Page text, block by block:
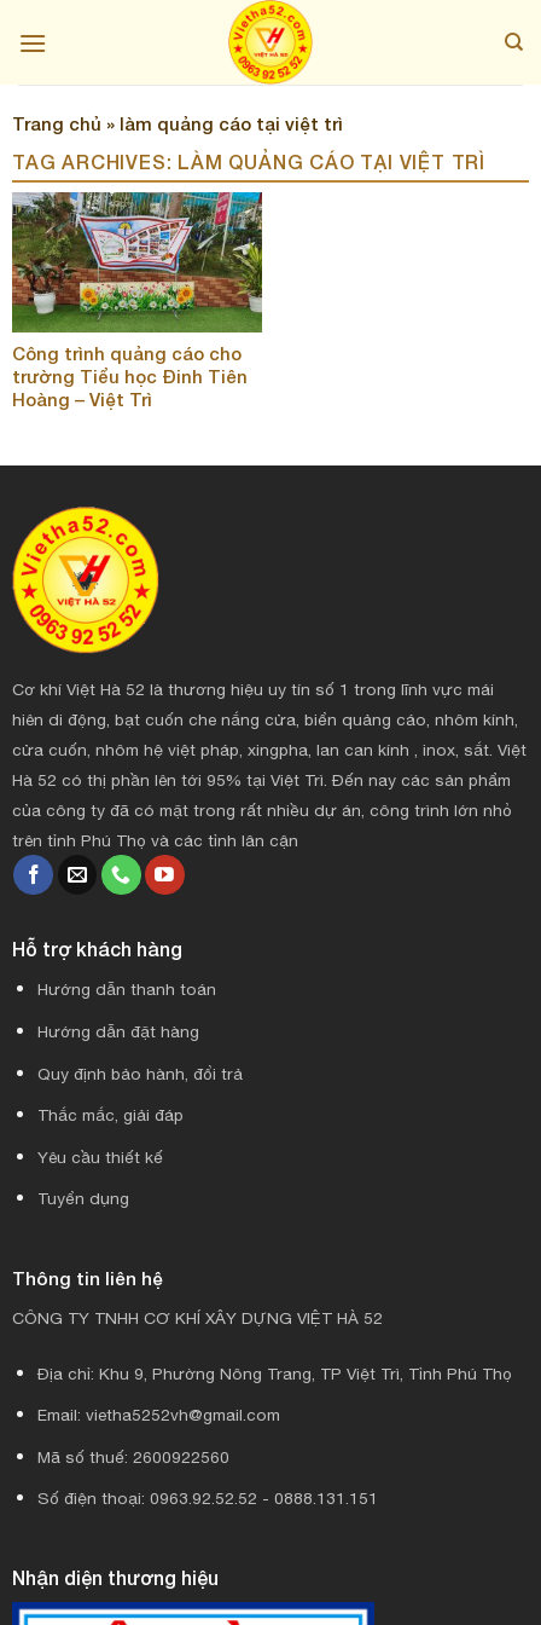
Trang chủ » làm quảng cáo tại việt trì
TAG ARCHIVES: LÀM QUẢNG CÁO TẠI VIỆT TRÌ
Công trình quảng cáo cho
trường Tiểu học Đinh Tiên
Hoàng – Việt Trì
Cơ khí Việt Hà 52 là thương hiệu uy tín số 1 trong lĩnh vực mái
hiên di động, bạt cuốn che nắng cửa, biển quảng cáo, nhôm kính,
cửa cuốn, nhôm hệ việt pháp, xingpha, lan can kính , inox, sắt. Việt
Hà 52 có thị phần lên tới 95% tại Việt Trì. Đến nay các sản phẩm
của công ty đã có mặt trong rất nhiều dự án, công trình lớn nhỏ
trên tỉnh Phú Thọ và các tỉnh lân cận
Hỗ trợ khách hàng
Hướng dẫn thanh toán
Hướng dẫn đặt hàng
Quy định bảo hành, đổi trả
Thắc mắc, giải đáp
Yêu cầu thiết kế
Tuyển dụng
Thông tin liên hệ
CÔNG TY TNHH CƠ KHÍ XÂY DỰNG VIỆT HÀ 52
Địa chỉ: Khu 9, Phường Nông Trang, TP Việt Trì, Tỉnh Phú Thọ
Email: vietha5252vh@gmail.com
Mã số thuế: 2600922560
Số điện thoại: 0963.92.52.52 - 0888.131.151
Nhận diện thương hiệu